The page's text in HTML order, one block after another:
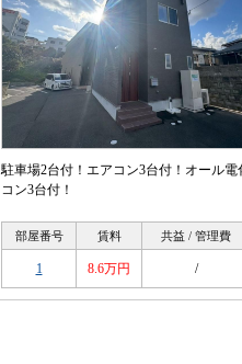
駐車場2台付！エアコン3台付！オール
コン3台付！
部屋番号 賃料 共益 / 管理費
1 8.6万円 /